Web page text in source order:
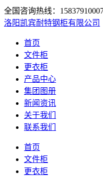
全国咨询热线：
洛阳凯宾耐特钢柜有限公司
首页
文件柜
更衣柜
产品中心
集团图册
新闻资讯
关于我们
联系我们
首页
文件柜
更衣柜